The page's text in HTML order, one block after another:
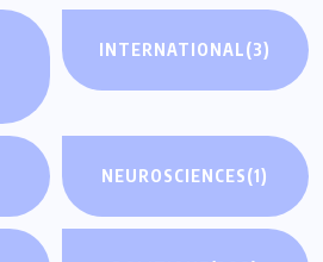
INTERNATIONAL(3)
NEUROSCIENCES(1)